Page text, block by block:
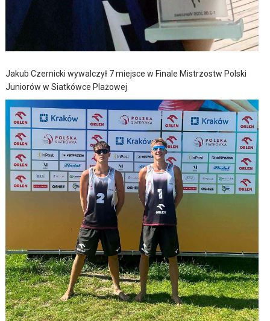
Jakub Czernicki wywalczył 7 miejsce w Finale Mistrzostw Polski
Juniorów w Siatkówce Plażowej